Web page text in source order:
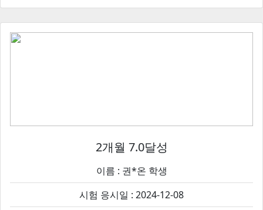
2개월 7.0달성
이름 : 권*온 학생
시험 응시일 : 2024-12-08